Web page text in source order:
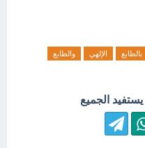
بالطابع الإلهي
والطابع
الجميع